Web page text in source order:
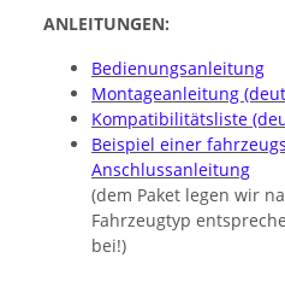
ANLEITUNGEN:
Bedienungsanleitung
Montageanleitung
Kompatibilitätsliste
Beispiel einer
Anschlussanleitung
(dem Paket legen wir
Fahrzeugtyp
bei!)